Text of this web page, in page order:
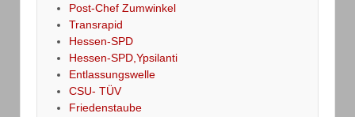
Post-Chef Zumwinkel
Transrapid
Hessen-SPD
Hessen-SPD,Ypsilanti
Entlassungswelle
CSU- TÜV
Friedenstaube